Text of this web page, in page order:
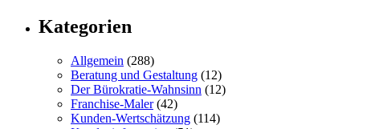
Kategorien
Allgemein (288)
Beratung und Gestaltung (12)
Der Bürokratie-Wahnsinn (12)
Franchise-Maler(42)
Kunden-Wertschätzung (114)